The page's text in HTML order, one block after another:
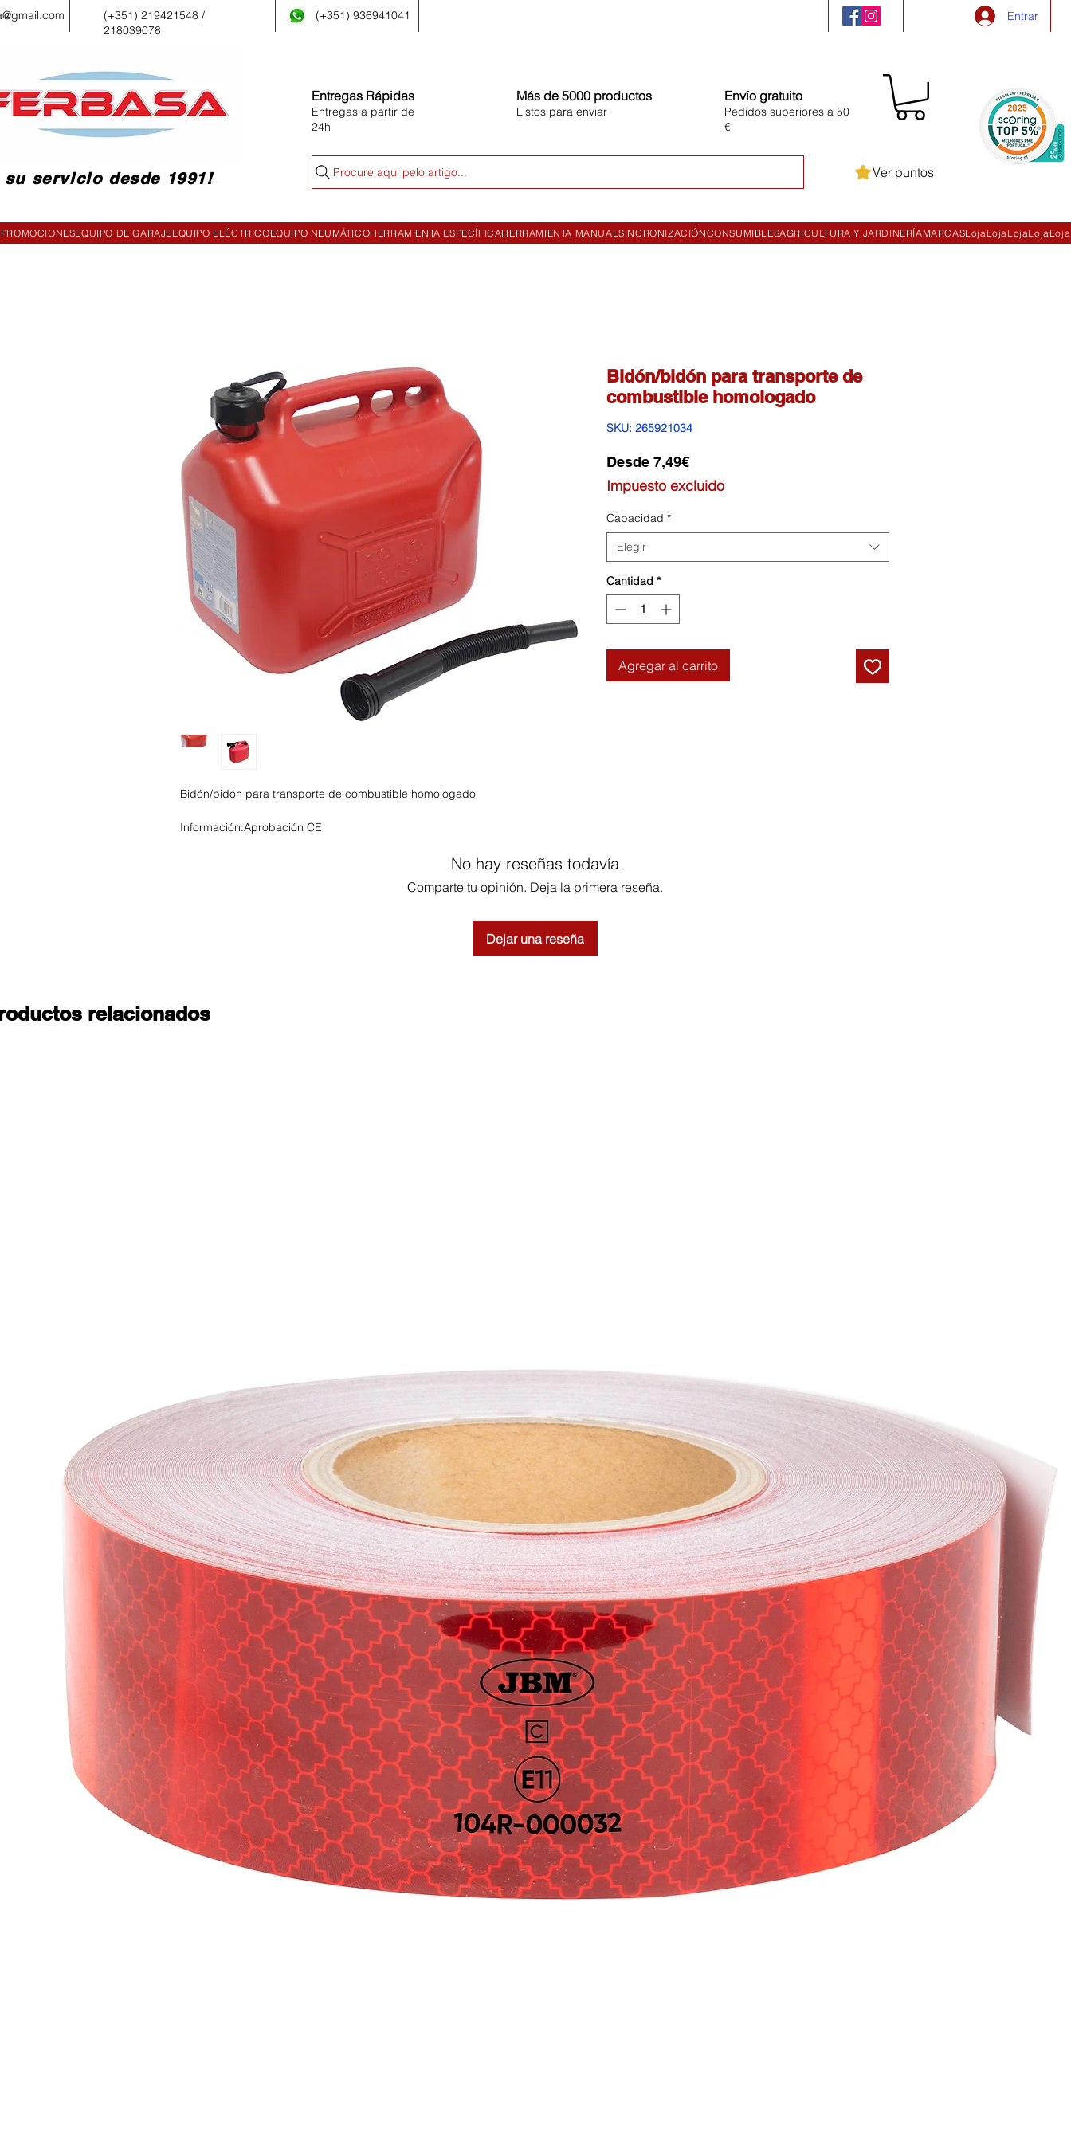
(+351) 219421548 /
218039078
(+351) 936941041 Entrar
su servicio desde 1991!
Entregas Rápidas
Entregas a partir de
24h
Más de 5000 productos
Listos para enviar
Envío gratuito
Pedidos superiores a 50
€
Procure aqui pelo artigo... Ver puntos
PROMOCIONESEQUIPO DE GARAJEEQUIPO ELÉCTRICOEQUIPO NEUMÁTICOHERRAMIENTA ESPECÍFICAHERRAMIENTA MANUALSINCRONIZACIÓNCONSUMIBLESAGRICULTURA Y JARDINERÍAMARCASLojaLojaLojaLojaLoja
Bidón/bidón para transporte de combustible homologado
Información:Aprobación CE
Bidón/bidón para transporte de
combustible homologado
SKU: 265921034
Desde 7,49€Precio
de
oferta
Impuesto excluido
Capacidad *
Elegir
Cantidad *
Agregar al carrito
No hay reseñas todavía
Comparte tu opinión. Deja la primera reseña.
Dejar una reseña
relacionados